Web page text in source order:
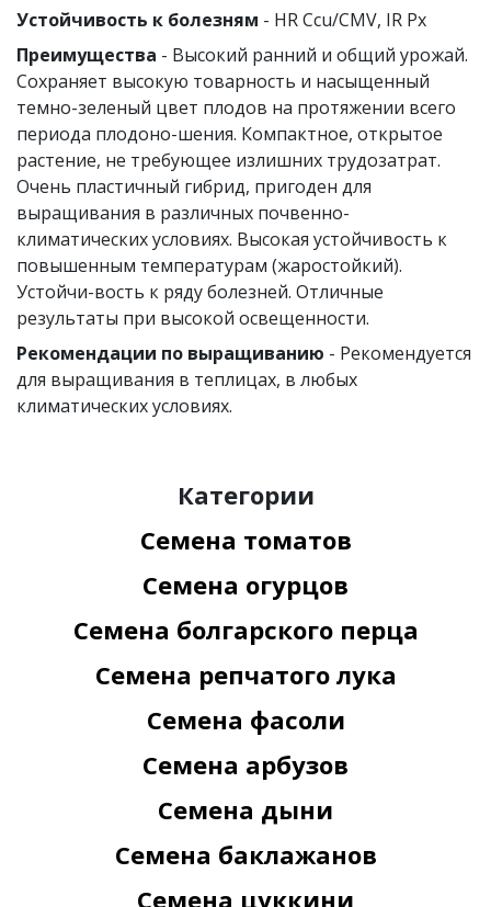
Устойчивость к болезням - HR Ccu/CMV, IR Px
Преимущества - Высокий ранний и общий урожай.
Сохраняет высокую товарность и насыщенный
темно-зеленый цвет плодов на протяжении всего
периода плодоно-шения. Компактное, открытое
растение, не требующее излишних трудозатрат.
Очень пластичный гибрид, пригоден для
выращивания в различных почвенно-
климатических условиях. Высокая устойчивость к
повышенным температурам (жаростойкий).
Устойчи-вость к ряду болезней. Отличные
результаты при высокой освещенности.
Рекомендации по выращиванию - Рекомендуется
для выращивания в теплицах, в любых
климатических условиях.
Категории
Семена томатов
Семена огурцов
Семена болгарского перца
Семена репчатого лука
Семена фасоли
Семена арбузов
Семена дыни
Семена баклажанов
Семена цуккини